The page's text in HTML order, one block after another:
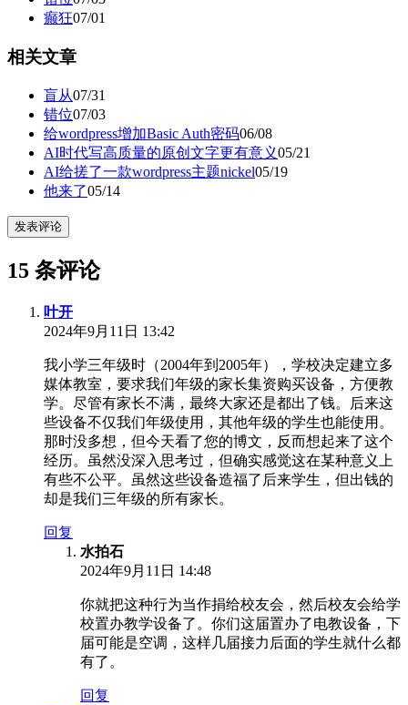
癫狂07/01
相关文章
盲从07/31
错位07/03
给wordpress增加Basic Auth密码06/08
AI时代写高质量的原创文字更有意义05/21
AI给搓了一款wordpress主题nickel05/19
他来了05/14
发表评论
15 条评论
叶开
2024年9月11日 13:42
我小学三年级时（2004年到2005年），学校决定建立多
媒体教室，要求我们年级的家长集资购买设备，方便教
学。尽管有家长不满，最终大家还是都出了钱。后来这
些设备不仅我们年级使用，其他年级的学生也能使用。
那时没多想，但今天看了您的博文，反而想起来了这个
经历。虽然没深入思考过，但确实感觉这在某种意义上
有些不公平。虽然这些设备造福了后来学生，但出钱的
却是我们三年级的所有家长。
回复
水拍石
2024年9月11日 14:48
你就把这种行为当作捐给校友会，然后校友会给学
校置办教学设备了。你们这届置办了电教设备，下
届可能是空调，这样几届接力后面的学生就什么都
有了。
回复